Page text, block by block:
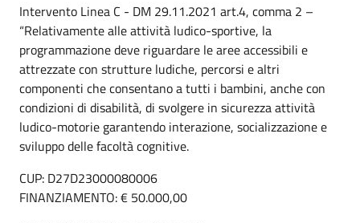
Intervento Linea C - DM 29.11.2021 art.4, comma 2 –
“Relativamente alle attività ludico-sportive, la
programmazione deve riguardare le aree accessibili e
attrezzate con strutture ludiche, percorsi e altri
componenti che consentano a tutti i bambini, anche con
condizioni di disabilità, di svolgere in sicurezza attività
ludico-motorie garantendo interazione, socializzazione e
sviluppo delle facoltà cognitive.
CUP: D27D23000080006
FINANZIAMENTO: € 50.000,00